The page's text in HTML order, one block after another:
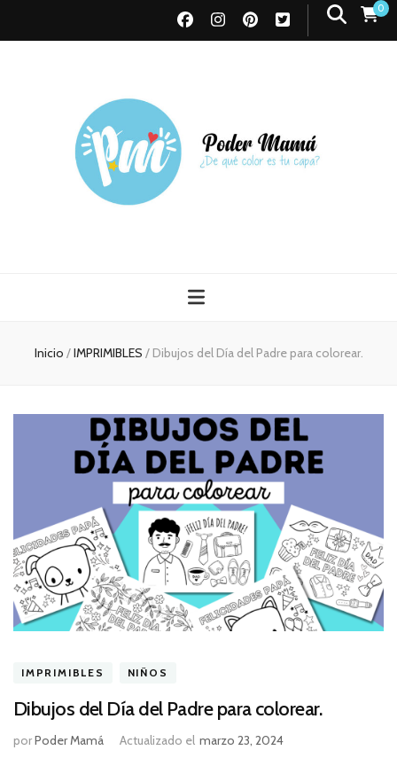
0
Inicio /IMPRIMIBLES / Dibujos del Día del Padre para colorear.
IMPRIMIBLES NIÑOS
Dibujos del Día del Padre para colorear.
porPoder Mamá Actualizado el marzo 23, 2024